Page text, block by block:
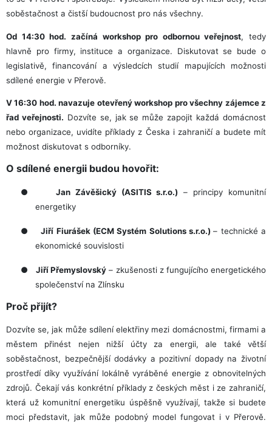
soběstačnost a čistší budoucnost pro nás všechny.
Od 14:30 hod. začíná workshop pro odbornou veřejnost, tedy
hlavně pro firmy, instituce a organizace. Diskutovat se bude o
legislativě, financování a výsledcích studií mapujících možnosti
sdílené energie v Přerově.
V 16:30 hod. navazuje otevřený workshop pro všechny zájemce z
řad veřejnosti. Dozvíte se, jak se může zapojit každá domácnost
nebo organizace, uvidíte příklady z Česka i zahraničí a budete mít
možnost diskutovat s odborníky.
O sdílené energii budou hovořit:
● Jan Závěšický (ASITIS s.r.o.) – principy komunitní
energetiky
● Jiří Fiurášek (ECM Systém Solutions s.r.o.)– technické a
ekonomické souvislosti
● Jiří Přemyslovský – zkušenosti z fungujícího energetického
společenství na Zlínsku
Proč přijít?
Dozvíte se, jak může sdílení elektřiny mezi domácnostmi, firmami a
městem přinést nejen nižší účty za energii, ale také větší
soběstačnost, bezpečnější dodávky a pozitivní dopady na životní
prostředí díky využívání lokálně vyráběné energie z obnovitelných
zdrojů. Čekají vás konkrétní příklady z českých měst i ze zahraničí,
která už komunitní energetiku úspěšně využívají, takže si budete
moci představit, jak může podobný model fungovat i v Přerově.